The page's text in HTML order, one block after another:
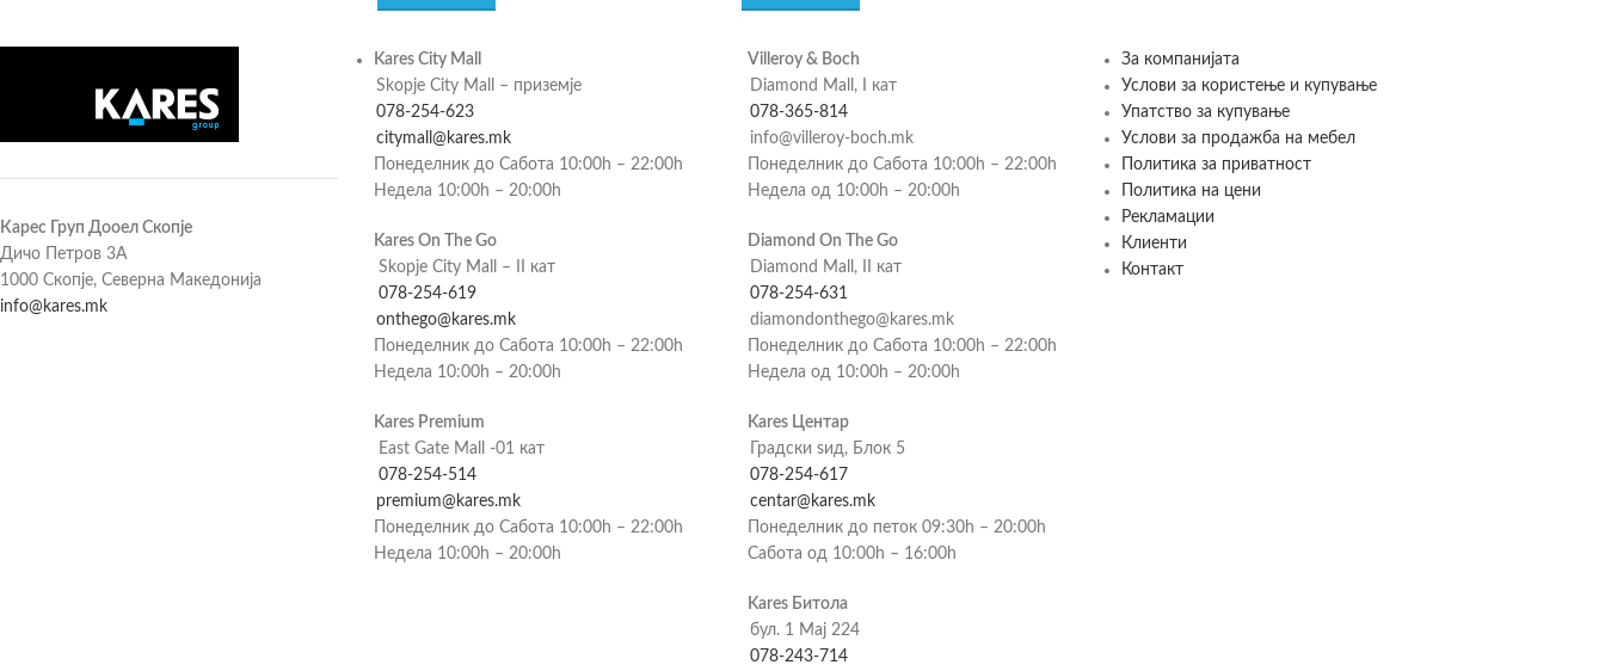
Карес Груп Дооел Скопје
Дичо Петров 3А
1000 Скопје, Северна Македонија
info@kares.mk
Kares City Mall
Skopje City Mall – приземје
078-254-623
citymall@kares.mk
Понеделник до Сабота 10:00h – 22:00h
Недела 10:00h – 20:00h
Kares On The Go
Skopje City Mall – II кат
078-254-619
onthego@kares.mk
Понеделник до Сабота 10:00h – 22:00h
Недела 10:00h – 20:00h
Kares Premium
East Gate Mall -01 кат
078-254-514
premium@kares.mk
Понеделник до Сабота 10:00h – 22:00h
Недела 10:00h – 20:00h
Villeroy & Boch
Diamond Mall, I кат
078-365-814
info@villeroy-boch.mk
Понеделник до Сабота 10:00h – 22:00h
Недела од 10:00h – 20:00h
Diamond On The Go
Diamond Mall, II кат
078-254-631
diamondonthego@kares.mk
Понеделник до Сабота 10:00h – 22:00h
Недела од 10:00h – 20:00h
Kares Центар
Градски ѕид, Блок 5
078-254-617
centar@kares.mk
Понеделник до петок 09:30h – 20:00h
Сабота од 10:00h – 16:00h
Kares Битола
бул. 1 Мај 224
078-243-714
За компанијата
Услови за користење и купување
Упатство за купување
Услови за продажба на мебел
Политика за приватност
Политика на цени
Рекламации
Клиенти
Контакт